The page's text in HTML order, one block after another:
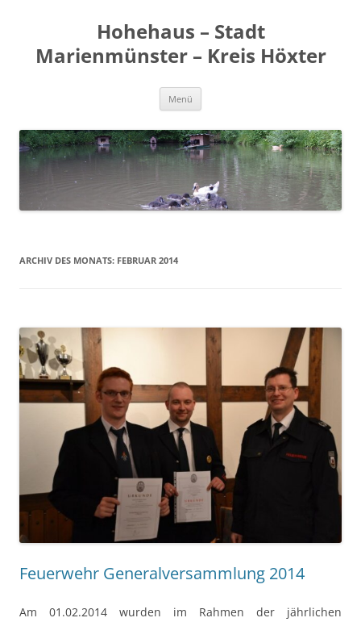
Hohehaus – Stadt
Marienmünster – Kreis Höxter
Menü
ARCHIV DES MONATS: FEBRUAR 2014
Feuerwehr Generalversammlung 2014
Am 01.02.2014 wurden im Rahmen der jährlichen